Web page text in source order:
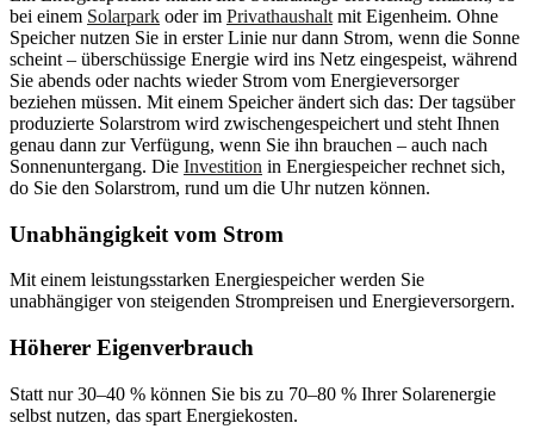
bei einem Solarpark oder im Privathaushalt mit Eigenheim. Ohne
Speicher nutzen Sie in erster Linie nur dann Strom, wenn die Sonne
scheint – überschüssige Energie wird ins Netz eingespeist, während
Sie abends oder nachts wieder Strom vom Energieversorger
beziehen müssen. Mit einem Speicher ändert sich das: Der tagsüber
produzierte Solarstrom wird zwischengespeichert und steht Ihnen
genau dann zur Verfügung, wenn Sie ihn brauchen – auch nach
Sonnenuntergang. Die Investition in Energiespeicher rechnet sich,
do Sie den Solarstrom, rund um die Uhr nutzen können.
Unabhängigkeit vom Strom
Mit einem leistungsstarken Energiespeicher werden Sie
unabhängiger von steigenden Strompreisen und Energieversorgern.
Höherer Eigenverbrauch
Statt nur 30–40 % können Sie bis zu 70–80 % Ihrer Solarenergie
selbst nutzen, das spart Energiekosten.